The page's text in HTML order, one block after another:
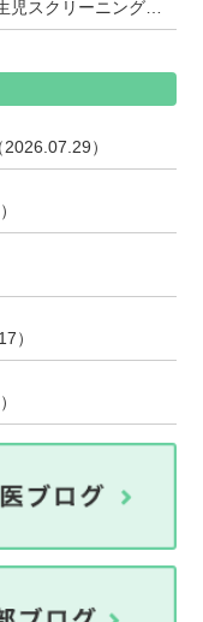
2026.07.29）
）